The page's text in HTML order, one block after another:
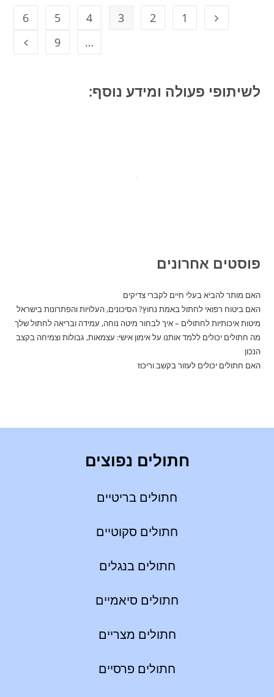
מעבר לעמוד הקודם
1
2
3
4
5
6
…
9
לשיתופי פעולה ומידע נוסף:
פוסטים אחרונים
האם מותר להביא בעלי חיים לקברי צדיקים
האם ביטוח רפואי לחתול באמת נחוץ? הסיכונים, העלויות והפתרונות בישראל
מיטות איכותיות לחתולים – איך לבחור מיטה נוחה, עמידה ובריאה לחתול שלך
מה חתולים יכולים ללמד אותנו על אימון אישי: עצמאות, גבולות וצמיחה בקצב
הנכון
האם חתולים יכולים לעזור בקשב וריכוז
חתולים נפוצים
חתולים בריטיים
חתולים סקוטיים
חתולים בנגלים
חתולים סיאמיים
חתולים מצריים
חתולים פרסיים